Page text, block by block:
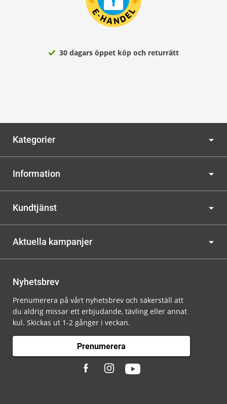
30 dagars öppet köp och returrätt
Kategorier
Information
Kundtjänst
Aktuella kampanjer
Nyhetsbrev
Prenumerera på vårt nyhetsbrev och säkerställ att
du aldrig missar ett erbjudande, tävling eller annat
kul. Skickas ut 1-2 gånger i veckan.
Prenumerera